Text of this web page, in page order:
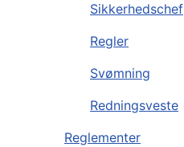
Sikkerhedschef
Regler
Svømning
Redningsveste
Reglementer